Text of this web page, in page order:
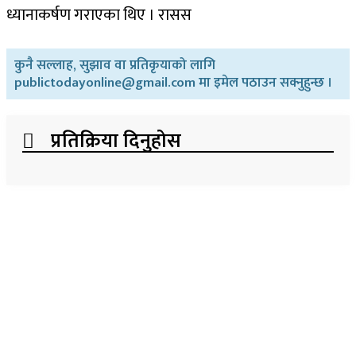
ध्यानाकर्षण गराएका थिए । रासस
कुनै सल्लाह, सुझाव वा प्रतिकृयाको लागि
publictodayonline@gmail.com मा इमेल पठाउन सक्नुहुन्छ ।
प्रतिक्रिया दिनुहोस​